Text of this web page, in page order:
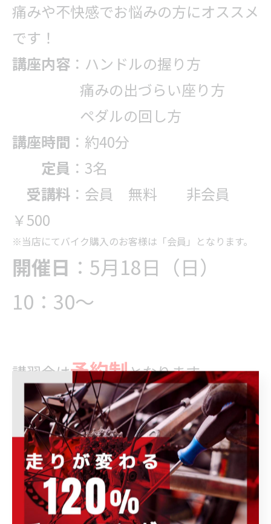
痛みや不快感でお悩みの方にオススメ
です！
講座内容 ：ハンドルの握り方
痛みの出づらい座り方
ペダルの回し方
講座時間 ：約40分
定員 ：3名
受講料 ：会員 無料 非会員
￥500
※当店にてバイク購入のお客様は「会員」となります。
開催日 ：5月18日（日）
10：30～
講習会は予約制となります。
ご希望の方は☎027-023-9080も
しくは✉isesaki@power-
kids.co.jpにてご予約の程、よろ
しくお願い致します。